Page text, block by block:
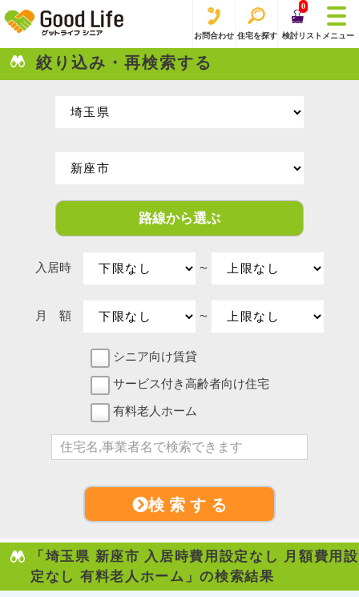
お問合わせ 住宅を探す
0
検討リスト メニュー
絞り込み・再検索する
路線から選ぶ
入居時 〜
月 額 〜
シニア向け賃貸
サービス付き高齢者向け住宅
有料老人ホーム
検 索 す る
「埼玉県 新座市 入居時費用設定なし 月額費用設
定なし 有料老人ホーム」の検索結果